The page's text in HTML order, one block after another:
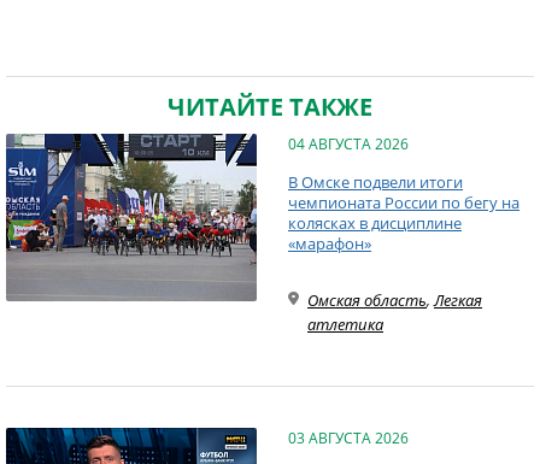
ЧИТАЙТЕ ТАКЖЕ
04 АВГУСТА 2026
В Омске подвели итоги
чемпионата России по бегу на
колясках в дисциплине
«марафон»
Омская область,Легкая
атлетика
03 АВГУСТА 2026